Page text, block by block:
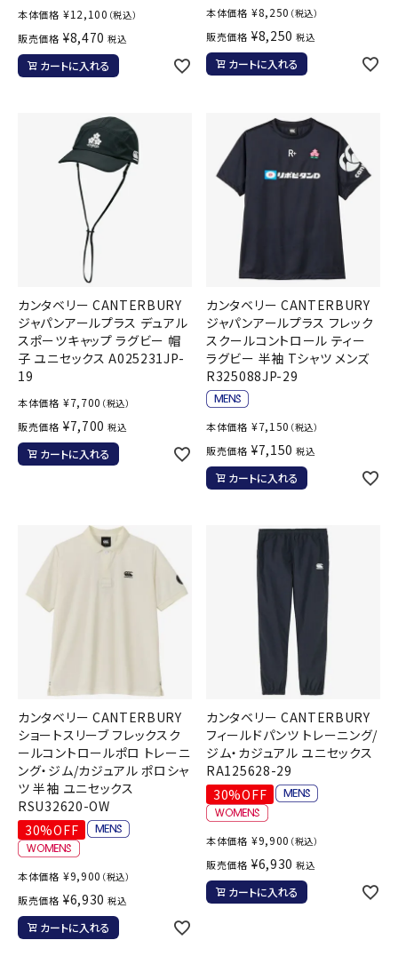
本体価格 ¥12,100 （税込）
販売価格 ¥8,470 税込
カートに入れる
本体価格 ¥8,250 （税込）
販売価格 ¥8,250 税込
カートに入れる
カンタベリー CANTERBURY
ジャパンアールプラス デュアル
スポーツキャップ ラグビー 帽
子 ユニセックス A025231JP-
19
本体価格 ¥7,700 （税込）
販売価格 ¥7,700 税込
カートに入れる
カンタベリー CANTERBURY
ジャパンアールプラス フレック
スクールコントロール ティー
ラグビー 半袖 Tシャツ メンズ
R325088JP-29
本体価格 ¥7,150 （税込）
販売価格 ¥7,150 税込
カートに入れる
カンタベリー CANTERBURY
ショートスリーブ フレックスク
ールコントロールポロ トレーニ
ング・ジム/カジュアル ポロシャ
ツ 半袖 ユニセックス
RSU32620-OW
30%OFF
本体価格 ¥9,900 （税込）
販売価格 ¥6,930 税込
カートに入れる
カンタベリー CANTERBURY
フィールドパンツ トレーニング/
ジム・カジュアル ユニセックス
RA125628-29
30%OFF
本体価格 ¥9,900 （税込）
販売価格 ¥6,930 税込
カートに入れる